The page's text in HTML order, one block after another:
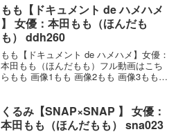
嬢のお姉さんがハメ撮り動画に応募して
くれ
もも【ドキュメント de ハメハメ
】 女優：本田もも（ほんだも
も） ddh260
もも【ドキュメント de ハメハメ】女優：
本田もも（ほんだもも）フル動画はこち
らもも 画像1もも 画像2もも 画像3もも
: 5.00発売日 : 20
くるみ【SNAP×SNAP 】 女優：
本田もも（ほんだもも） sna023